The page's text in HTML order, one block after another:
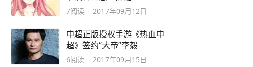
7阅读 2017年09月12日
中超正版授权手游《热血中
超》签约“大帝”李毅
6阅读 2017年09月15日